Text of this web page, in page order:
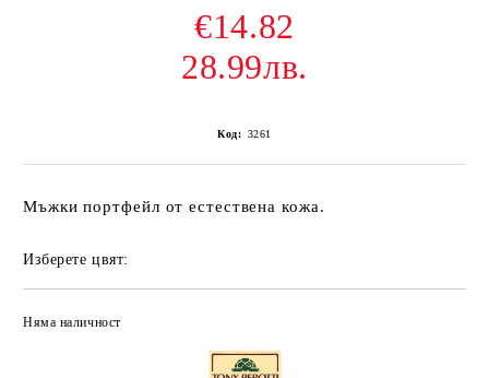
€14.82
28.99лв.
Код: 3261
Мъжки портфейл от естествена кожа.
Изберете цвят:
Няма наличност